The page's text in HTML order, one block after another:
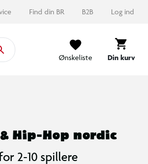
Find din BR B2B Log ind
Ønskeliste
Din kurv
& Hip-Hop nordic
2-10 spillere